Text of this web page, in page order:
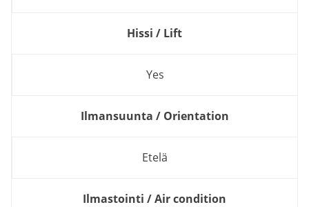
Hissi / Lift
Yes
Ilmansuunta / Orientation
Etelä
Ilmastointi / Air condition